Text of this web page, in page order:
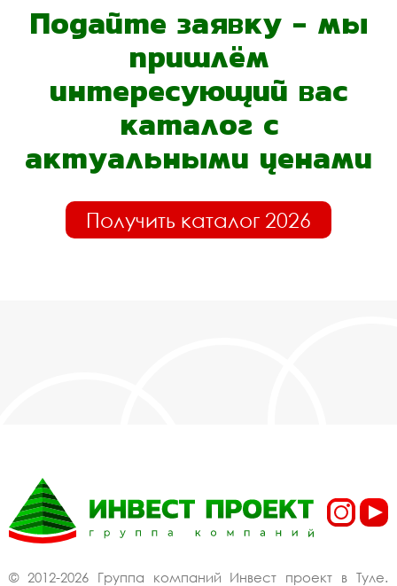
Подайте заявку - мы
пришлём
интересующий вас
каталог с
актуальными ценами
Получить каталог 2026
© 2012-2026 Группа компаний Инвест проект в Туле.